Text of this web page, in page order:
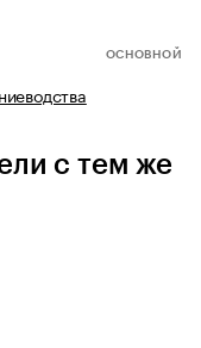
ОСНОВНОЙ
с тем же